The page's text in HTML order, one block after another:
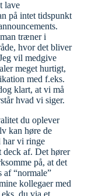
lave
på intet tidspunkt
træner i
hvor det bliver
vil medgive
meget hurtigt,
med f.eks.
klart, at vi må
hvad vi siger.
du oplever
kan høre de
har vi ringe
af. Det hører
på, at det
af “normale”
kollegaer med
du via et